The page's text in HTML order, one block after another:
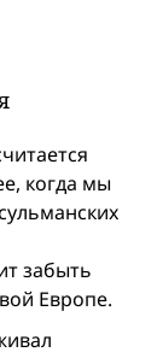
когда мы
забыть
Европе.